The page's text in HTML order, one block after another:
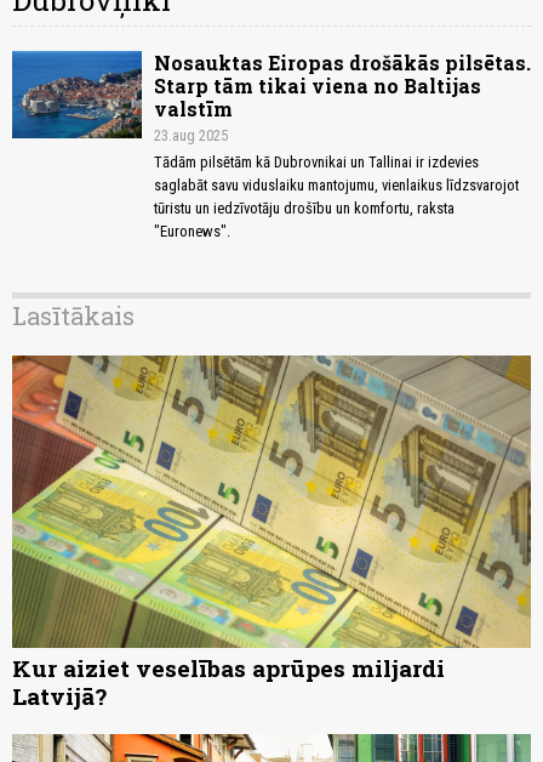
Nosauktas Eiropas drošākās pilsētas.
Starp tām tikai viena no Baltijas
valstīm
23.aug 2025
Tādām pilsētām kā Dubrovnikai un Tallinai ir izdevies
saglabāt savu viduslaiku mantojumu, vienlaikus līdzsvarojot
tūristu un iedzīvotāju drošību un komfortu, raksta
"Euronews".
Lasītākais
Kur aiziet veselības aprūpes miljardi
Latvijā?